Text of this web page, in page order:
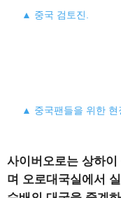
▲ 중국 검토진.
▲ 중국팬들을 위한 현
사이버오로는 상하
며 오로대국실에서